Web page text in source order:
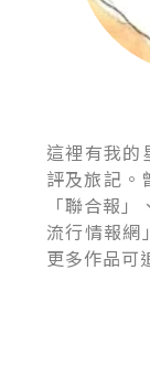
這裡有我的
評及旅記。
「聯合報
流行情報網
更多作品可